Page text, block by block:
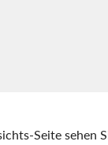
Seite sehen